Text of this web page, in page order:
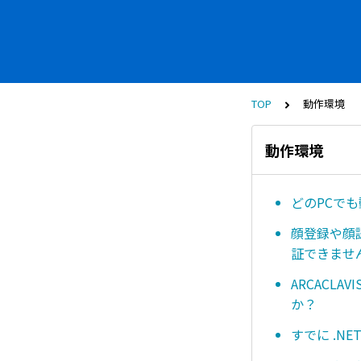
TOP 動作環境
動作環境
どのPCで
顔登録や顔
証できませ
か？
すでに